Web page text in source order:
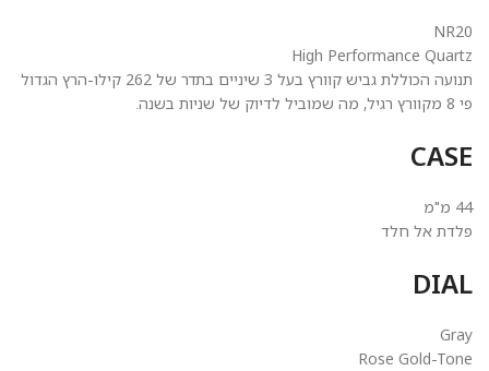
NR20
High Performance Quartz
תנועה הכוללת גביש קוורץ בעל 3 שיניים בתדר של 262 קילו-הרץ הגדול
פי 8 מקוורץ רגיל, מה שמוביל לדיוק של שניות בשנה.
CASE
44 מ"מ
פלדת אל חלד
DIAL
Gray
Rose Gold-Tone